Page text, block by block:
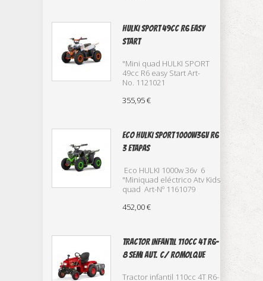
HULKI SPORT 49cc R6 Easy
Start
"Mini quad HULKI SPORT
49cc R6 easy Start Art-
No. 1121021
355,95 €
Eco HULKI SPORT 1000w36v R6
3 etapas
Eco HULKI 1000w 36v 6
"Miniquad eléctrico Atv Kids
quad Art-Nº 1161079
452,00 €
TRACTOR infantil 110cc 4T R6-
8 semi aut. c/ romolque
Tractor infantil 110cc 4T R6-